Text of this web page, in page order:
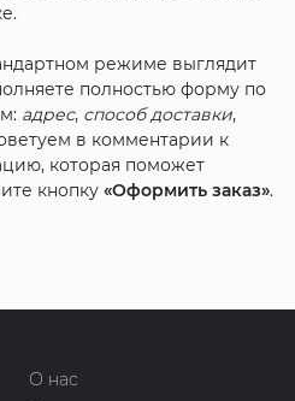
режиме выглядит
полностью форму по
адрес, способ доставки,
в комментарии к
которая поможет
кнопку «Оформить заказ».
О нас